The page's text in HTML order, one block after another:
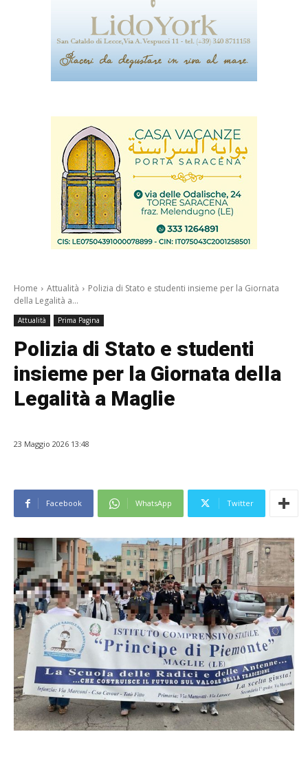
Home Attualità
Polizia di Stato e studenti insieme per la Giornata
della Legalità a...
Attualità Prima Pagina
Polizia di Stato e studenti
insieme per la Giornata della
Legalità a Maglie
23 Maggio 2026 13:48
Facebook WhatsApp Twitter